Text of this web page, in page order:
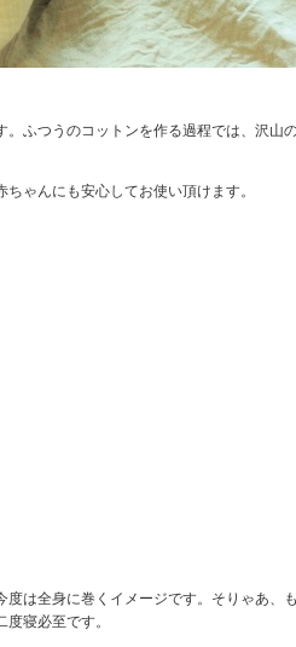
ふつうのコットンを作る過程では、沢山
ゃんにも安心してお使い頂けます。
は全身に巻くイメージです。そりゃあ、
寝必至です。